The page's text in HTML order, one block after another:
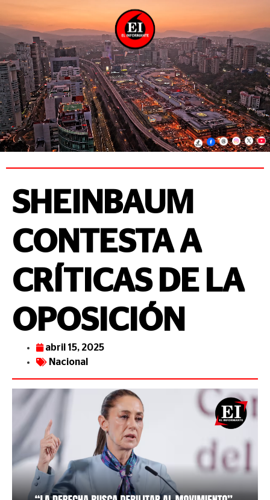
SHEINBAUM
CONTESTA A
CRÍTICAS DE LA
OPOSICIÓN
abril 15, 2025
Nacional